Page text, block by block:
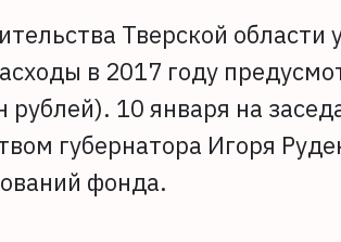
Тверской области
в 2017 году
10 января на
губернатора Игоря
фонда.